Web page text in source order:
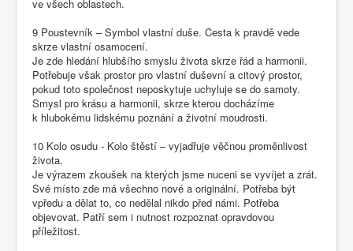
ve všech oblastech.
9 Poustevník – Symbol vlastní duše. Cesta k pravdě vede
skrze vlastní osamocení.
Je zde hledání hlubšího smyslu života skrze řád a harmonii.
Potřebuje však prostor pro vlastní duševní a citový prostor,
pokud toto společnost neposkytuje uchyluje se do samoty.
Smysl pro krásu a harmonii, skrze kterou docházíme
k hlubokému lidskému poznání a životní moudrosti.
10 Kolo osudu - Kolo štěstí – vyjadřuje věčnou proměnlivost
života.
Je výrazem zkoušek na kterých jsme nuceni se vyvíjet a zrát.
Své místo zde má všechno nové a originální. Potřeba být
vpředu a dělat to, co nedělal nikdo před námi. Potřeba
objevovat. Patří sem i nutnost rozpoznat opravdovou
příležitost.